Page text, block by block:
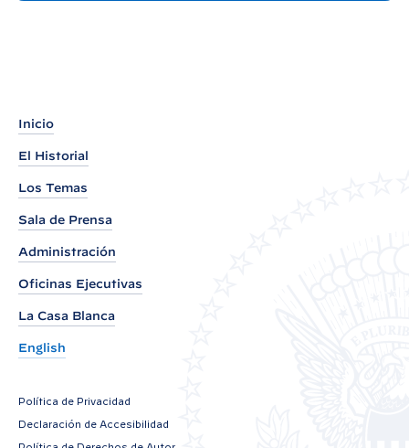
A
N
R
M
Inicio
El Historial
Los Temas
Sala de Prensa
Administración
Oficinas Ejecutivas
La Casa Blanca
English
Política de Privacidad
Declaración de Accesibilidad